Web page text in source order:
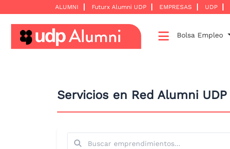
ALUMNI Futurx Alumni UDP EMPRESAS UDP
Bolsa Empleo
Desarrollo
Servicios en Red Alumni UDP